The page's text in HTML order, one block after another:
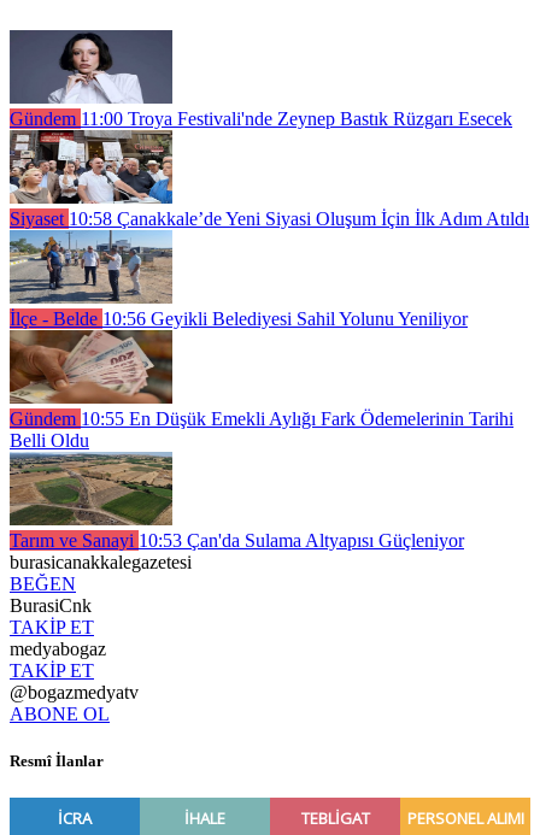
Gündem 11:00 Troya Festivali'nde Zeynep Bastık Rüzgarı Esecek
Siyaset 10:58 Çanakkale’de Yeni Siyasi Oluşum İçin İlk Adım Atıldı
İlçe - Belde 10:56 Geyikli Belediyesi Sahil Yolunu Yeniliyor
Gündem 10:55 En Düşük Emekli Aylığı Fark Ödemelerinin Tarihi
Belli Oldu
Tarım ve Sanayi 10:53 Çan'da Sulama Altyapısı Güçleniyor
burasicanakkalegazetesi
BEĞEN
BurasiCnk
TAKİP ET
medyabogaz
TAKİP ET
@bogazmedyatv
ABONE OL
Resmî İlanlar